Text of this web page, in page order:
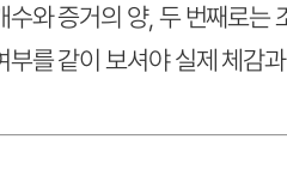
수와 증거의 양, 두 번째로
부를 같이 보셔야 실제 체감